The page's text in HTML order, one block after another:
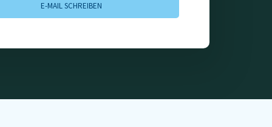
E-MAIL SCHREIBEN